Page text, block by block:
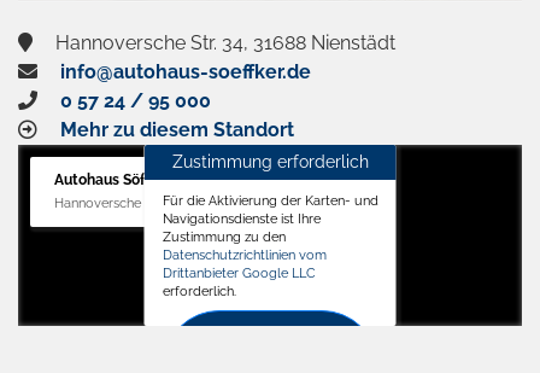
Hannoversche Str. 34, 31688 Nienstädt
info@autohaus-soeffker.de
0 57 24 / 95 000
Mehr zu diesem Standort
Autohaus Söffker GmbH
Hannoversche Str. 34, 31688 Nienstädt
Zustimmung erforderlich
Für die Aktivierung der Karten- und
Navigationsdienste ist Ihre
Zustimmung zu den
Datenschutzrichtlinien vom
Drittanbieter Google LLC
erforderlich.